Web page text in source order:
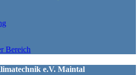
Bereich
e.V. Maintal